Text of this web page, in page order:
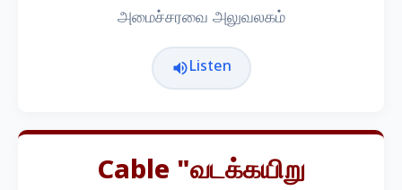
அமைச்சரவை அலுவலகம்
Listen
Cable "வடக்கயிறு